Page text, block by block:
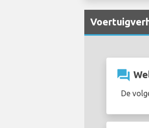
question_answer
De